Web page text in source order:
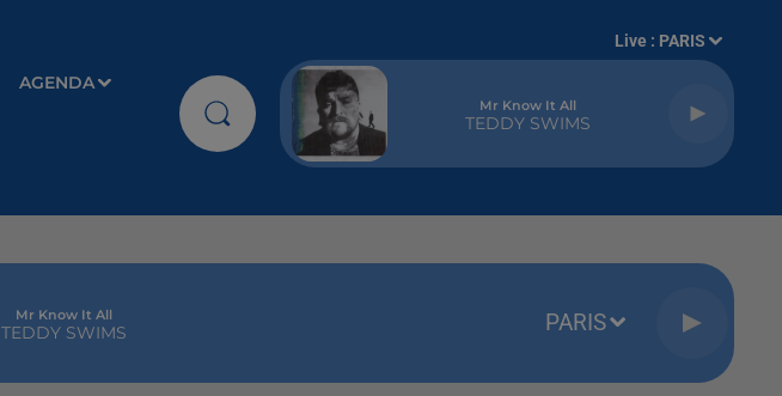
AGENDA
Live : PARIS
Mr Know It All
TEDDY SWIMS
Mr Know It All
TEDDY SWIMS PARIS